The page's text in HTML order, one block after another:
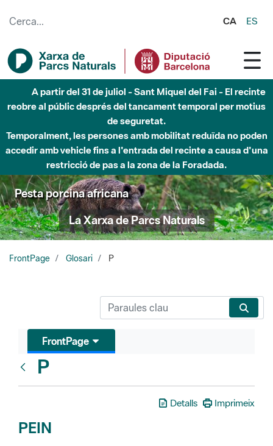
CA ES
Fins al desembre de 2026 - Parc Fluvial Besòs -
Afectacions a la llera del Parc Fluvial del Besòs degut a
obres de construcció d'una passera sobre el riu
Pesta porcina africana
La Xarxa de Parcs Naturals
FrontPage Glosari P
Glosari
P
PEIN
Vegeu Pla d'Espais d'Interès Natural